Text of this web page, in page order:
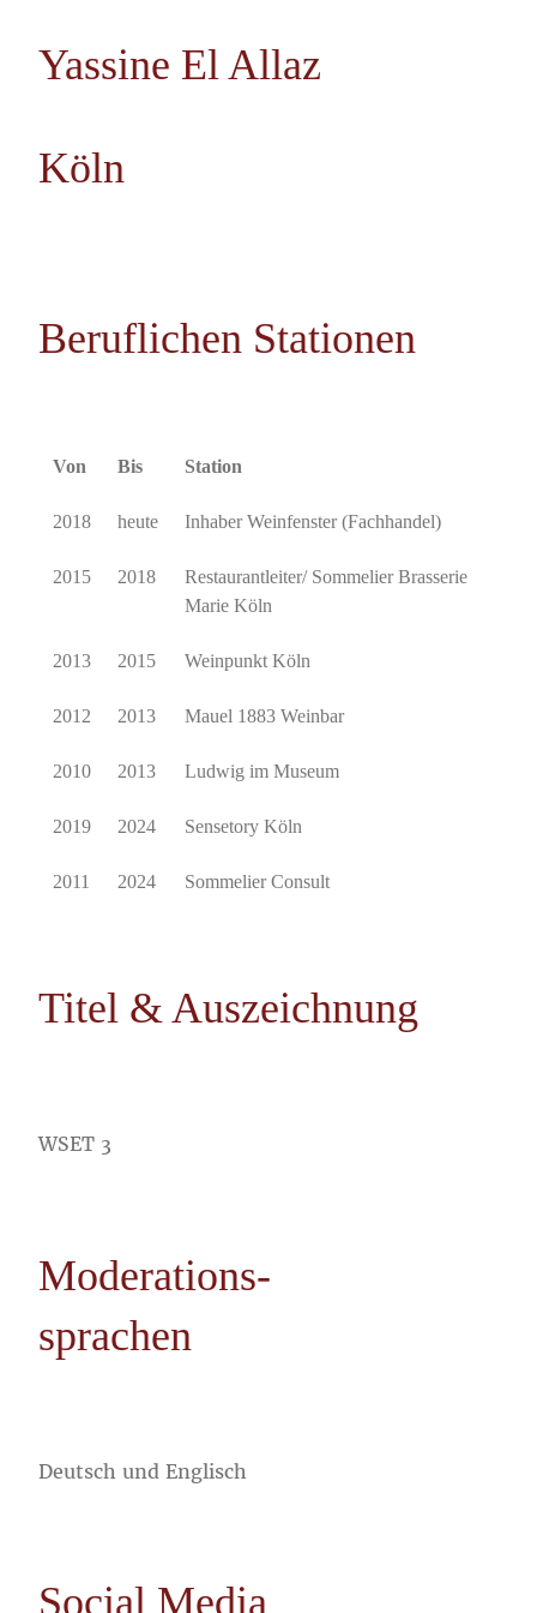
Yassine El Allaz
Köln
Beruflichen Stationen
Von Bis Station
2018 heute Inhaber Weinfenster (Fachhandel)
2015 2018
Restaurantleiter/ Sommelier Brasserie
Marie Köln
2013 2015 Weinpunkt Köln
2012 2013 Mauel 1883 Weinbar
2010 2013 Ludwig im Museum
2019 2024 Sensetory Köln
2011 2024 Sommelier Consult
Titel & Auszeichnung
WSET 3
Moderations-
sprachen
Deutsch und Englisch
Social Media